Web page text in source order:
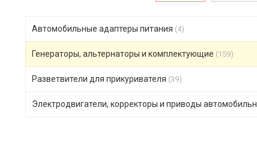
Автомобильные адаптеры питания (4)
Генераторы, альтернаторы и комплектующие (159)
Разветвители для прикуривателя (39)
Электродвигатели, корректоры и приводы автомобильн